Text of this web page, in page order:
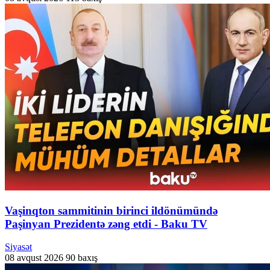
Vaşinqton sammitinin birinci ildönümündə
Paşinyan Prezidentə zəng etdi - Baku TV
Siyasət
08 avqust 2026 90 baxış